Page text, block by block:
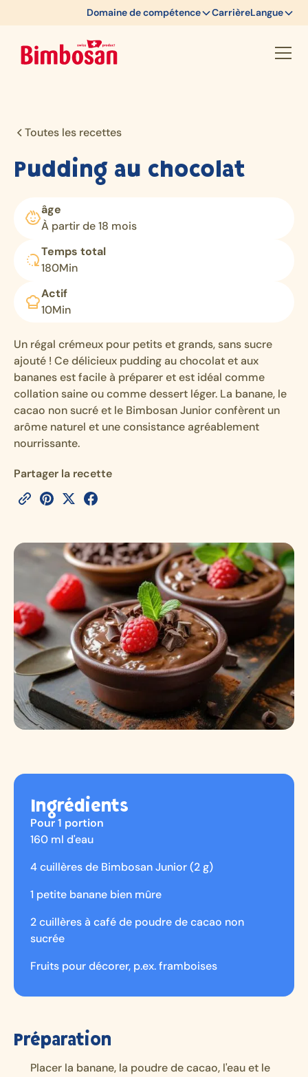
Domaine de compétence CarrièreLangue
Toutes les recettes
Pudding au chocolat
âge
À partir de 18 mois
Temps total
180Min
Actif
10Min
Un régal crémeux pour petits et grands, sans sucre
ajouté ! Ce délicieux pudding au chocolat et aux
bananes est facile à préparer et est idéal comme
collation saine ou comme dessert léger. La banane, le
cacao non sucré et le Bimbosan Junior confèrent un
arôme naturel et une consistance agréablement
nourrissante.
Partager la recette
Préparation
Placer la banane, la poudre de cacao, l'eau et le
Ingrédients
Pour 1 portion
160 ml d'eau
4 cuillères de Bimbosan Junior (2 g)
1 petite banane bien mûre
2 cuillères à café de poudre de cacao non
sucrée
Fruits pour décorer, p.ex. framboises